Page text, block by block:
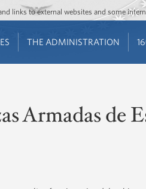
Jump to main content
Jump to navigation
links to external websites and some
THE ADMINISTRATION
Armadas de